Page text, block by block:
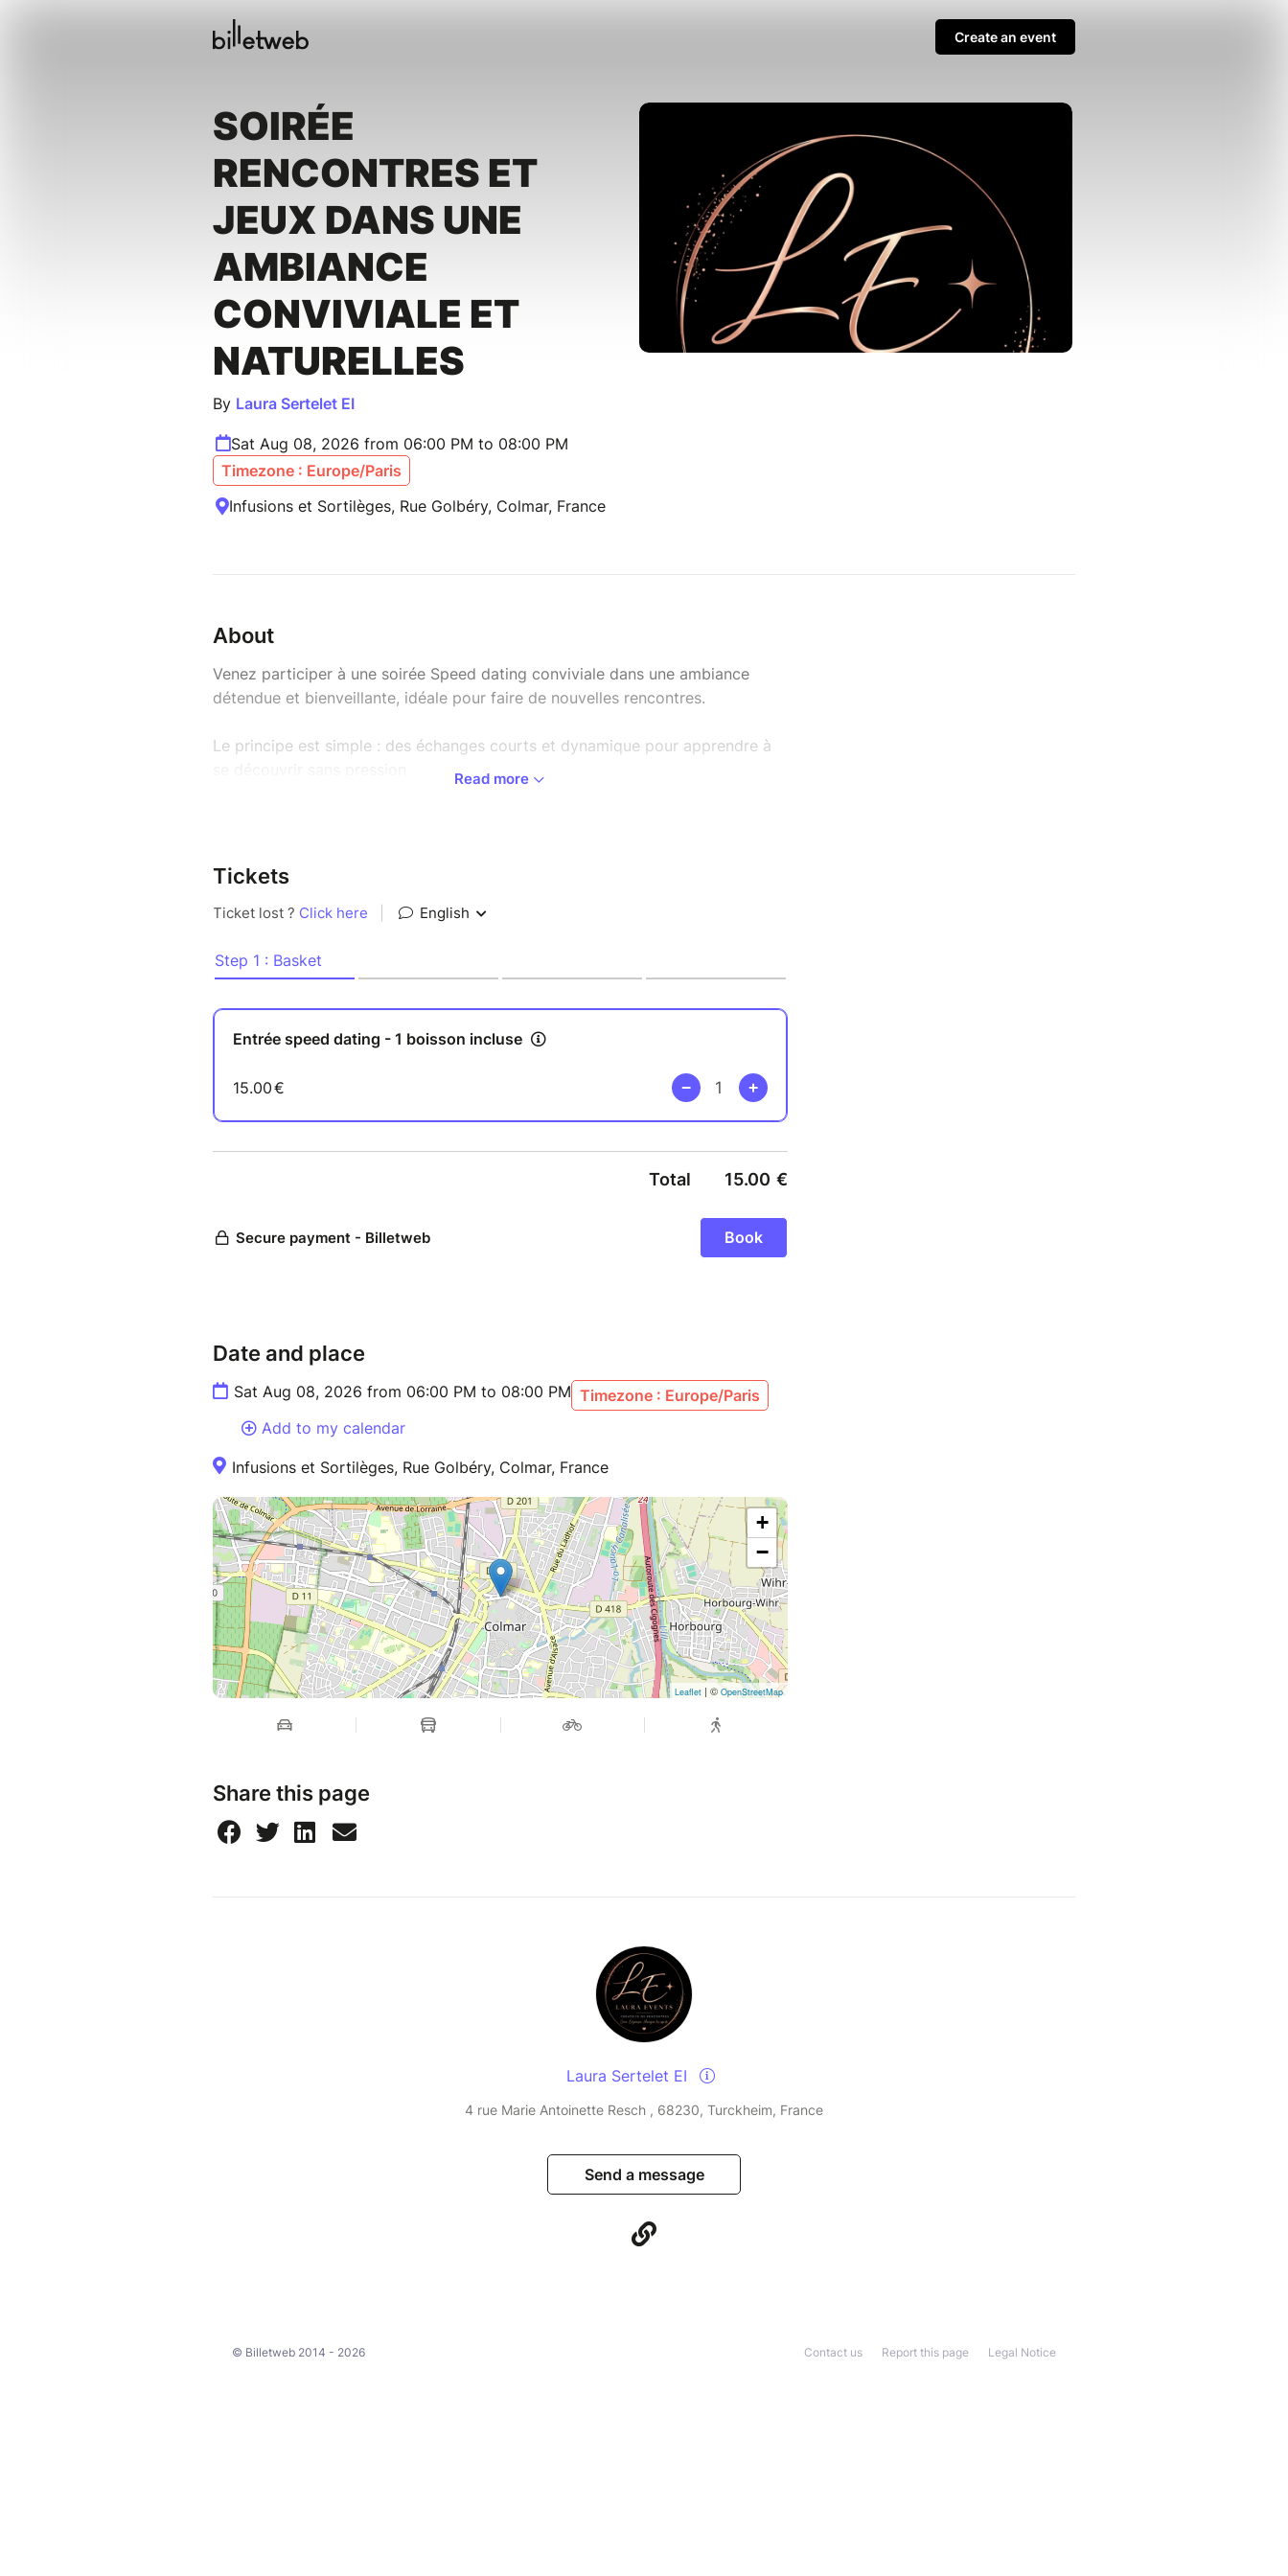
Create an event
SOIRÉE
RENCONTRES ET
JEUX DANS UNE
AMBIANCE
CONVIVIALE ET
NATURELLES
By Laura Sertelet EI
Sat Aug 08, 2026 from 06:00 PM to 08:00 PM
Timezone : Europe/Paris
Infusions et Sortilèges, Rue Golbéry, Colmar, France
About
Venez participer à une soirée Speed dating conviviale dans une ambiance
détendue et bienveillante, idéale pour faire de nouvelles rencontres.
Le principe est simple : des échanges courts et dynamique pour apprendre à
-Place limitées
-Une boisson est incluse dans le billet
Remboursement intégral possible jusqu’à 3 jours avant l’événement, passé ce
délai, aucun remboursement ne sera effectué.
On a hâte de vous accueillir et de partager cette première soirée avec vous !
Read more
Tickets
Date and place
Sat Aug 08, 2026 from 06:00 PM to 08:00 PM Timezone : Europe/Paris
Add to my calendar
Infusions et Sortilèges, Rue Golbéry, Colmar, France
+
−
Leaflet | © OpenStreetMap
Share this page
Laura Sertelet EI
4 rue Marie Antoinette Resch , 68230, Turckheim, France
Send a message
© Billetweb 2014 - 2026 Legal Notice
Report this page
Contact us